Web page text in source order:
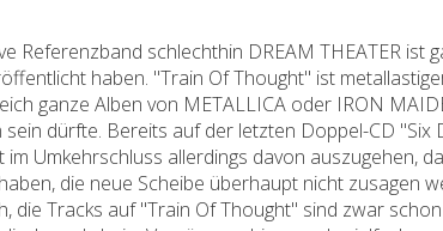
Referenzband schlechthin DREAM THEATER
haben. "Train Of Thought" ist
ganze Alben von METALLICA oder IRON
dürfte. Bereits auf der letzten Doppel-CD "Six
Umkehrschluss allerdings davon auszugehen,
die neue Scheibe überhaupt nicht zusagen
die Tracks auf "Train Of Thought" sind zwar